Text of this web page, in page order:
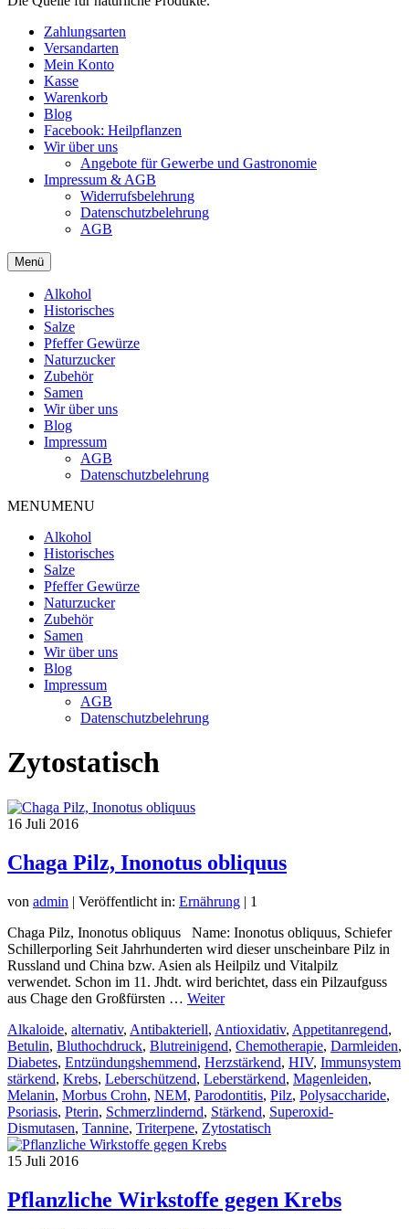
Zahlungsarten
Versandarten
Mein Konto
Kasse
Warenkorb
Blog
Facebook: Heilpflanzen
Wir über uns
Angebote für Gewerbe und Gastronomie
Impressum & AGB
Widerrufsbelehrung
Datenschutzbelehrung
AGB
Menü
Alkohol
Historisches
Salze
Pfeffer Gewürze
Naturzucker
Zubehör
Samen
Wir über uns
Blog
Impressum
AGB
Datenschutzbelehrung
MENUMENU
Alkohol
Historisches
Salze
Pfeffer Gewürze
Naturzucker
Zubehör
Samen
Wir über uns
Blog
Impressum
AGB
Datenschutzbelehrung
Zytostatisch
16 Juli 2016
Chaga Pilz, Inonotus obliquus
von admin | Veröffentlicht in: Ernährung | 1
Chaga Pilz, Inonotus obliquus Name: Inonotus obliquus, Schiefer
Schillerporling Seit Jahrhunderten wird dieser unscheinbare Pilz in
Russland und China bzw. Asien als Heilpilz und Vitalpilz
verwendet. Schon im 11. Jhdt. wird berichtet, dass ein Pilzaufguss
aus Chage den Großfürsten … Weiter
Alkaloide, alternativ, Antibakteriell, Antioxidativ, Appetitanregend,
Betulin, Bluthochdruck, Blutreinigend, Chemotherapie, Darmleiden,
Diabetes, Entzündungshemmend, Herzstärkend, HIV, Immunsystem
stärkend, Krebs, Leberschützend, Leberstärkend, Magenleiden,
Melanin, Morbus Crohn, NEM, Parodontitis, Pilz, Polysaccharide,
Psoriasis, Pterin, Schmerzlindernd, Stärkend, Superoxid-
Dismutasen, Tannine, Triterpene, Zytostatisch
15 Juli 2016
Pflanzliche Wirkstoffe gegen Krebs